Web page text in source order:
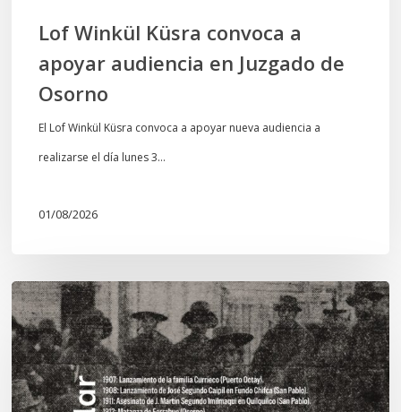
Lof Winkül Küsra convoca a
apoyar audiencia en Juzgado de
Osorno
El Lof Winkül Küsra convoca a apoyar nueva audiencia a
realizarse el día lunes 3…
01/08/2026
Chawrakawin:
Palimpsesto
explora
a